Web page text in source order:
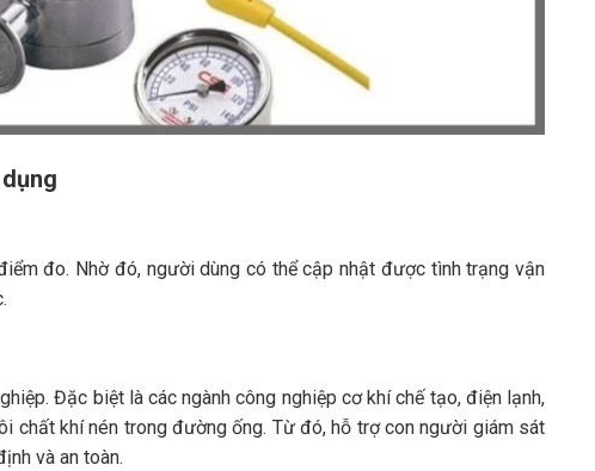
đo. Nhờ đó, người dùng có thể cập nhật được tình trạng vận
Đặc biệt là các ngành công nghiệp cơ khí chế tạo, điện lạnh,
chất khí nén trong đường ống. Từ đó, hỗ trợ con người giám sát
và an toàn.